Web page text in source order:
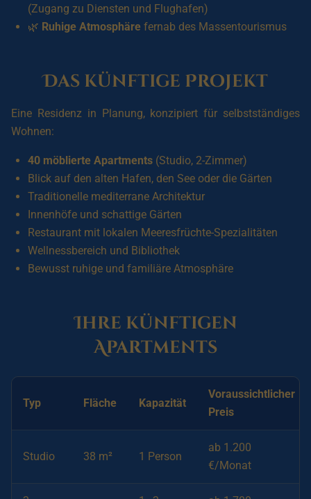
(Zugang zu Diensten und Flughafen)
🌿 Ruhige Atmosphäre fernab des Massentourismus
Das künftige Projekt
Eine Residenz in Planung, konzipiert für selbstständiges
Wohnen:
40 möblierte Apartments (Studio, 2-Zimmer)
Blick auf den alten Hafen, den See oder die Gärten
Traditionelle mediterrane Architektur
Innenhöfe und schattige Gärten
Restaurant mit lokalen Meeresfrüchte-Spezialitäten
Wellnessbereich und Bibliothek
Bewusst ruhige und familiäre Atmosphäre
Ihre künftigen
Apartments
Typ Fläche Kapazität
Voraussichtlicher
Preis
Studio 38 m² 1 Person
ab 1.200
€/Monat